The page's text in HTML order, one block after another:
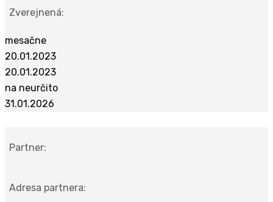
Zverejnená:
mesačne
20.01.2023
20.01.2023
na neurčito
31.01.2026
Partner:
Adresa partnera: